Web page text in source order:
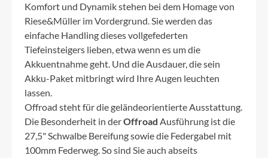
Komfort und Dynamik stehen bei dem Homage von
Riese&Müller im Vordergrund. Sie werden das
einfache Handling dieses vollgefederten
Tiefeinsteigers lieben, etwa wenn es um die
Akkuentnahme geht. Und die Ausdauer, die sein
Akku-Paket mitbringt wird Ihre Augen leuchten
lassen.
Offroad steht für die geländeorientierte Ausstattung.
Die Besonderheit in derOffroad Ausführung ist die
27,5" Schwalbe Bereifung sowie die Federgabel mit
100mm Federweg. So sind Sie auch abseits